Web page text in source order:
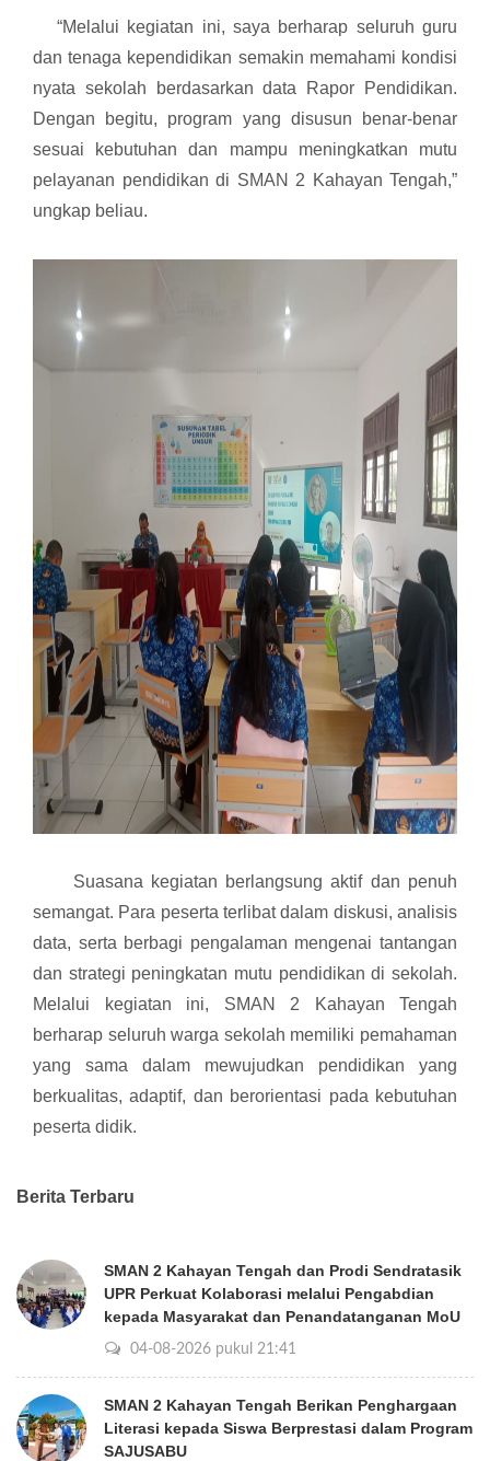
“Melalui kegiatan ini, saya berharap seluruh guru
dan tenaga kependidikan semakin memahami kondisi
nyata sekolah berdasarkan data Rapor Pendidikan.
Dengan begitu, program yang disusun benar-benar
sesuai kebutuhan dan mampu meningkatkan mutu
pelayanan pendidikan di SMAN 2 Kahayan Tengah,”
ungkap beliau.
Suasana kegiatan berlangsung aktif dan penuh
semangat. Para peserta terlibat dalam diskusi, analisis
data, serta berbagi pengalaman mengenai tantangan
dan strategi peningkatan mutu pendidikan di sekolah.
Melalui kegiatan ini, SMAN 2 Kahayan Tengah
berharap seluruh warga sekolah memiliki pemahaman
yang sama dalam mewujudkan pendidikan yang
berkualitas, adaptif, dan berorientasi pada kebutuhan
peserta didik.
Berita Terbaru
SMAN 2 Kahayan Tengah dan Prodi Sendratasik
UPR Perkuat Kolaborasi melalui Pengabdian
kepada Masyarakat dan Penandatanganan MoU
04-08-2026 pukul 21:41
SMAN 2 Kahayan Tengah Berikan Penghargaan
Literasi kepada Siswa Berprestasi dalam Program
SAJUSABU